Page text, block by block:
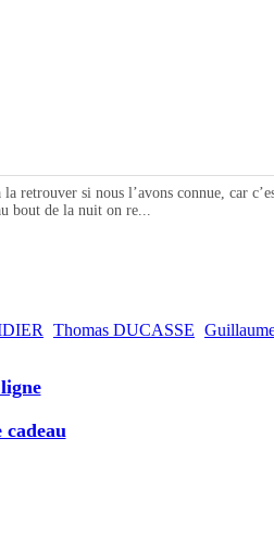
si nous l’avons connue, car
bout de la nuit on re...
Thomas DUCASSE